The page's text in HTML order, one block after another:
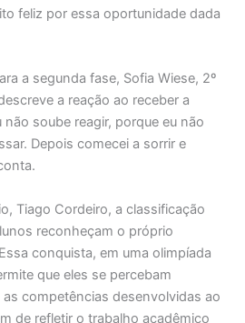
feliz por essa oportunidade dada
a segunda fase, Sofia Wiese, 2º
a reação ao receber a
soube reagir, porque eu não
Depois comecei a sorrir e
Tiago Cordeiro, a classificação
reconheçam o próprio
conquista, em uma olimpíada
que eles se percebam
competências desenvolvidas ao
de refletir o trabalho acadêmico